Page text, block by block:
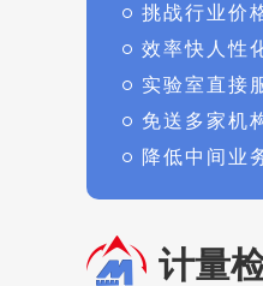
挑战行业价
效率快人性
实验室直接
免送多家机
降低中间业
计量